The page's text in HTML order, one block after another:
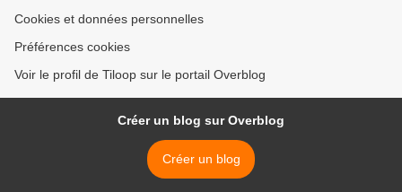
Cookies et données personnelles
Préférences cookies
Voir le profil de Tiloop sur le portail Overblog
Créer un blog sur Overblog
Créer un blog